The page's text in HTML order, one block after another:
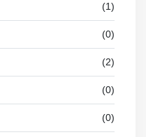
(1)
(0)
(2)
(0)
(0)